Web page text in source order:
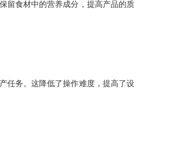
留食材中的营养成分，提高产品的质
任务。这降低了操作难度，提高了设